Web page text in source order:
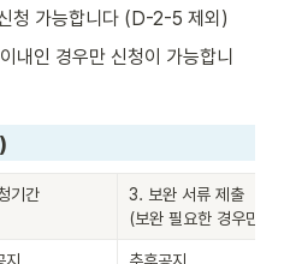
청 가능합니다 (D-2-5 제외)
내인 경우만 신청이 가능합니
기간
3. 보완 서류 제출
(보완 필요한 경우만)
추후공지